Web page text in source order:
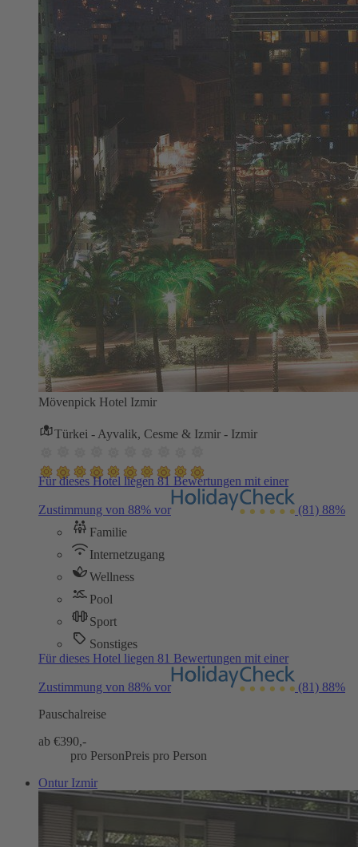
Mövenpick Hotel Izmir
Türkei - Ayvalik, Cesme & Izmir - Izmir
Für dieses Hotel liegen 81 Bewertungen mit einer
Zustimmung von 88% vor (81) 88%
Familie
Internetzugang
Wellness
Pool
Sport
Sonstiges
Für dieses Hotel liegen 81 Bewertungen mit einer
Zustimmung von 88% vor (81) 88%
Pauschalreise
ab €390,-
pro PersonPreis pro Person
Ontur Izmir